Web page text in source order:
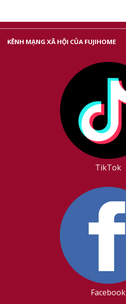
KÊNH MẠNG XÃ HỘI CỦA FUJIHOME
TikTok
Facebook